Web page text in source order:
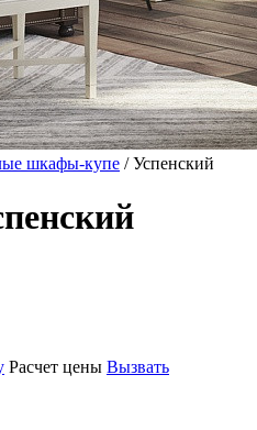
шкафы-купе / Успенский
Расчет цены Вызвать